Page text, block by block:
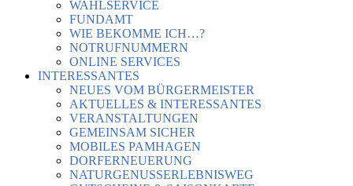
WAHLSERVICE
FUNDAMT
WIE BEKOMME ICH…?
NOTRUFNUMMERN
ONLINE SERVICES
INTERESSANTES
NEUES VOM BÜRGERMEISTER
AKTUELLES & INTERESSANTES
VERANSTALTUNGEN
GEMEINSAM SICHER
MOBILES PAMHAGEN
DORFERNEUERUNG
NATURGENUSSERLEBNISWEG